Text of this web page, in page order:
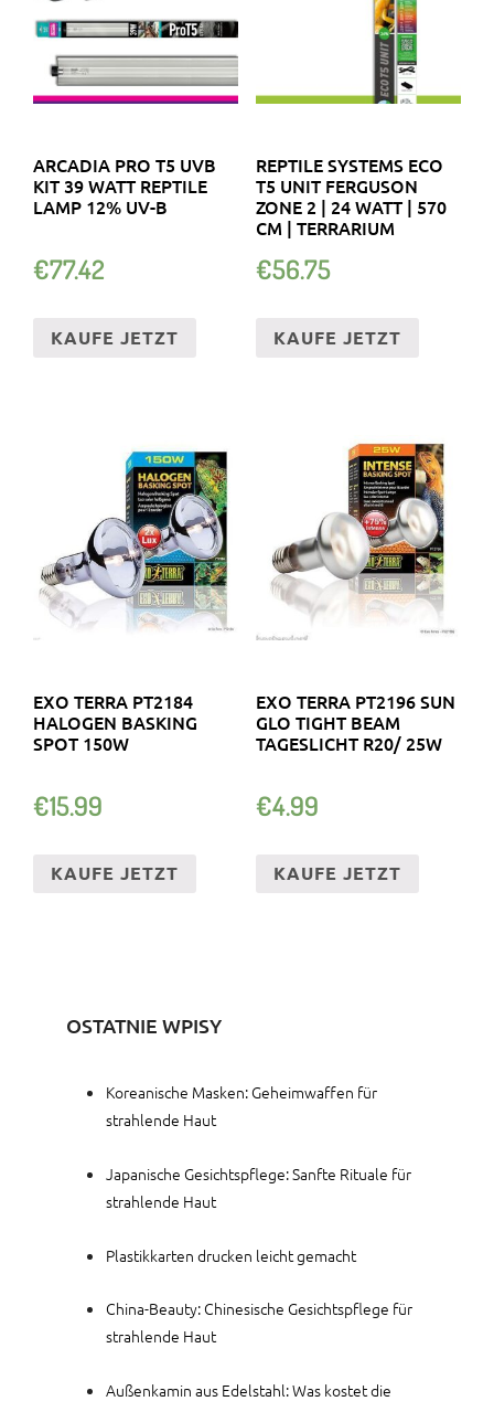
ARCADIA PRO T5 UVB
KIT 39 WATT REPTILE
LAMP 12% UV-B
€77.42
KAUFE JETZT
REPTILE SYSTEMS ECO
T5 UNIT FERGUSON
ZONE 2 | 24 WATT | 570
CM | TERRARIUM
€56.75
KAUFE JETZT
EXO TERRA PT2184
HALOGEN BASKING
SPOT 150W
€15.99
KAUFE JETZT
EXO TERRA PT2196 SUN
GLO TIGHT BEAM
TAGESLICHT R20/ 25W
€4.99
KAUFE JETZT
OSTATNIE WPISY
Koreanische Masken: Geheimwaffen für
strahlende Haut
Japanische Gesichtspflege: Sanfte Rituale für
strahlende Haut
Plastikkarten drucken leicht gemacht
China-Beauty: Chinesische Gesichtspflege für
strahlende Haut
Außenkamin aus Edelstahl: Was kostet die